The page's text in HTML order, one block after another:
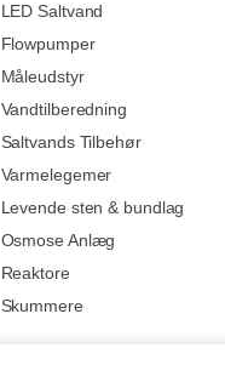
LED Saltvand
Flowpumper
Måleudstyr
Vandtilberedning
Saltvands Tilbehør
Varmelegemer
Levende sten & bundlag
Osmose Anlæg
Reaktore
Skummere